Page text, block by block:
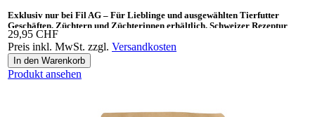
Exklusiv nur bei Fil AG – Für Lieblinge und ausgewählten Tierfutter
Geschäften, Züchtern und Züchterinnen erhältlich. Schweizer Rezeptur
Ideal auch als «Gesundes Leckerli» und Ergänzungsnahrung für BARF.
29,95 CHF
Preis inkl. MwSt. zzgl. Versandkosten
Produkt ansehen